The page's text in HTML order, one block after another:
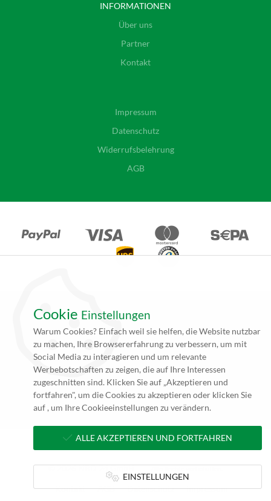
INFORMATIONEN
Über uns
Partner
Kontakt
Impressum
Datenschutz
Widerrufsbelehrung
AGB
*Alle Angebote auf unseren Seiten gelten ausschließlich für
Gewerbetreibende. Alle Preisangaben auf unseren Seiten verstehen
sich daher (rein netto, zzgl. 19% MwSt.) und Versandkosten. Falls
nicht angegeben beträgt die Lieferzeit innerhalb Deutschlands ca. 4
bis 5 Werktage (5 bis 10 Werktage per Spedition) nach
Zahlungseingang und Erhalt der druckfertigen Daten.
**zzgl. Versandkosten
© 2026 NBD 24 GmbH
Kontakt AGB Datenschutz Impressum
Cookie Einstellungen
Warum Cookies? Einfach weil sie helfen, die Website nutzbar
zu machen, Ihre Browsererfahrung zu verbessern, um mit
Social Media zu interagieren und um relevante
Werbebotschaften zu zeigen, die auf Ihre Interessen
zugeschnitten sind. Klicken Sie auf „Akzeptieren und
fortfahren", um die Cookies zu akzeptieren oder klicken Sie
auf , um Ihre Cookieeinstellungen zu verändern.
ALLE AKZEPTIEREN UND FORTFAHREN
EINSTELLUNGEN